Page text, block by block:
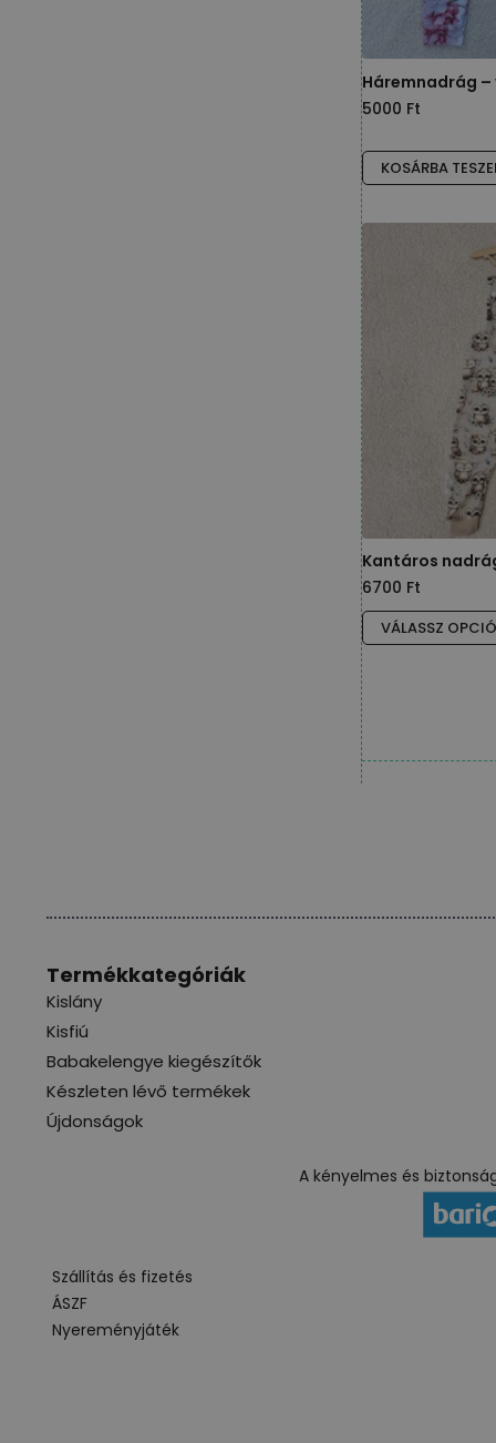
Háremnadrág
5000 Ft
KOSÁRBA
Kantáros
6700 Ft
VÁLASSZ
Termékkategóriák
Kislány
Kisfiú
Babakelengye kiegészítők
Készleten lévő termékek
Újdonságok
A kényelmes és
Szállítás és fizetés
ÁSZF
Nyereményjáték